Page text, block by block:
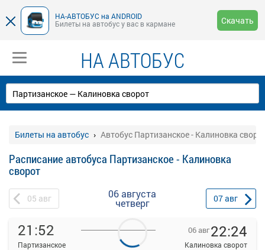
НА-АВТОБУС на ANDROID
Билеты на автобус у вас в кармане
Скачать
НА АВТОБУС
Билеты на автобус Автобус Партизанское - Калиновка
Расписание автобуса Партизанское - Калиновка
сворот
05 авг 06 августа
четверг 07авг
21:52
Партизанское
06 авг22:24
Калиновка сворот